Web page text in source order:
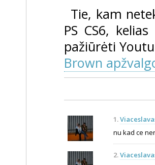
Tie, kam
PS CS6,
pažiūrėti
Brown
1.
nu kad ce
2.